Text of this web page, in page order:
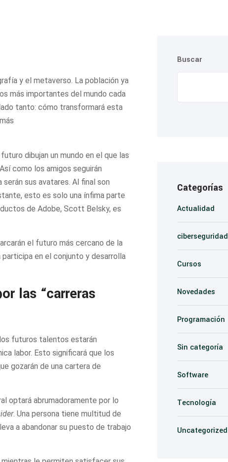
y el metaverso. La población ya
más importantes del mundo cada
tanto: cómo transformará esta
dibujan un mundo en el que las
como los amigos seguirán
sus avatares. Al final son
esto es solo una ínfima parte
de Adobe, Scott Belsky, es
el futuro más cercano de la
en el conjunto y desarrolla
las “carreras
futuros talentos estarán
labor. Esto significará que los
gozarán de una cartera de
optará abrumadoramente por lo
. Una persona tiene multitud de
a abandonar su puesto de trabajo
Buscar
Categorías
Actualidad
ciberseguridad
Cursos
Novedades
Programación
Sin categoría
Software
Tecnología
Uncategorized